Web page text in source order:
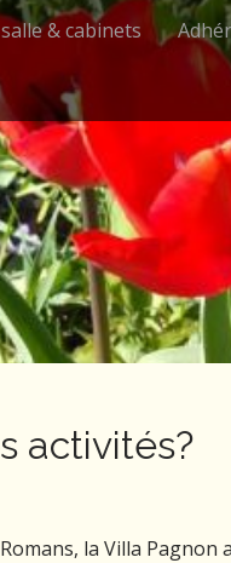
& cabinets
activités?
la Villa Pagnon